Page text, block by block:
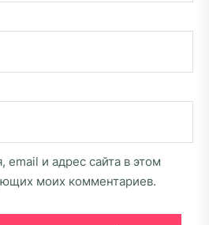
email и адрес сайта в этом
моих комментариев.